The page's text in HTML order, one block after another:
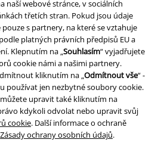
naší webové stránce, v sociálních
třetích stran. Pokud jsou údaje
pouze s partnery, na které se vztahuje
platných právních předpisů EU a
Klepnutím na „Souhlasím“ vyjadřujete
cookie námi a našimi partnery.
kliknutím na „Odmítnout vše“ -
používat jen nezbytné soubory cookie.
upravit také kliknutím na
kdykoli odvolat nebo upravit svůj
cookie. Další informace o ochraně
Zásady ochrany osobních údajů.
životního prostředí